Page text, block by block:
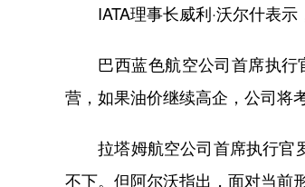
IATA理事长威利·沃尔什表示
巴西蓝色航空公司首席执行
营，如果油价继续高企，公司将
拉塔姆航空公司首席执行官罗
不下。但阿尔沃指出，面对当前